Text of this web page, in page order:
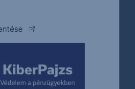
(külső oldalra ugrik)